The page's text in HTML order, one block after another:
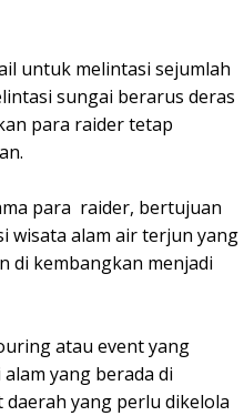
untuk melintasi sejumlah
sungai berarus deras
para raider tetap
para raider, bertujuan
wisata alam air terjun yang
di kembangkan menjadi
atau event yang
yang berada di
daerah yang perlu dikelola